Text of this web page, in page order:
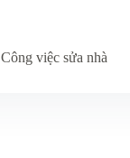
Công việc sửa nhà